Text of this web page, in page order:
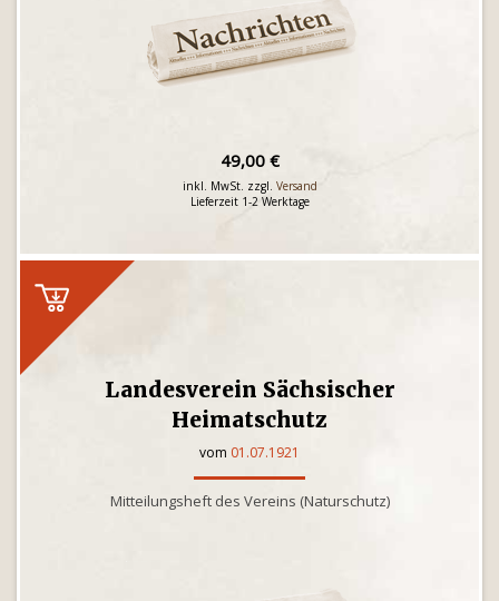
49,00 €
inkl. MwSt. zzgl. Versand
Lieferzeit 1-2 Werktage
Landesverein Sächsischer
Heimatschutz
vom 01.07.1921
Mitteilungsheft des Vereins (Naturschutz)